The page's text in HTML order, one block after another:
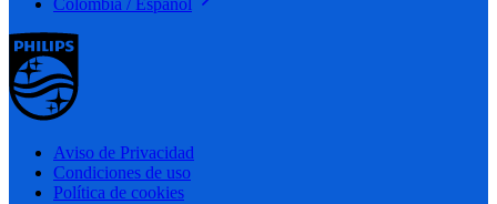
Colombia / Español
Aviso de Privacidad
Condiciones de uso
Política de cookies